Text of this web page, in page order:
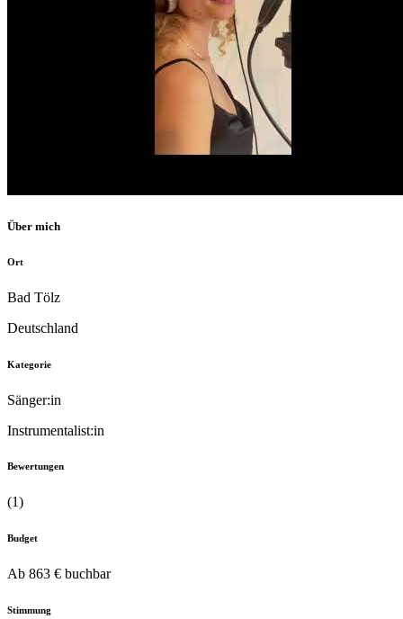
Über mich
Ort
Bad Tölz
Deutschland
Kategorie
Sänger:in
Instrumentalist:in
Bewertungen
(1)
Budget
Ab 863 € buchbar
Stimmung